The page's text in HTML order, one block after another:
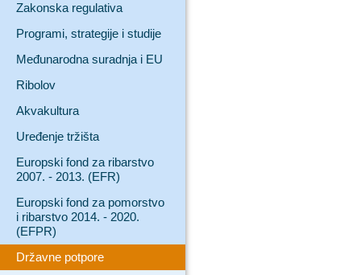
Zakonska regulativa
Programi, strategije i studije
Međunarodna suradnja i EU
Ribolov
Akvakultura
Uređenje tržišta
Europski fond za ribarstvo
2007. - 2013. (EFR)
Europski fond za pomorstvo
i ribarstvo 2014. - 2020.
(EFPR)
Državne potpore